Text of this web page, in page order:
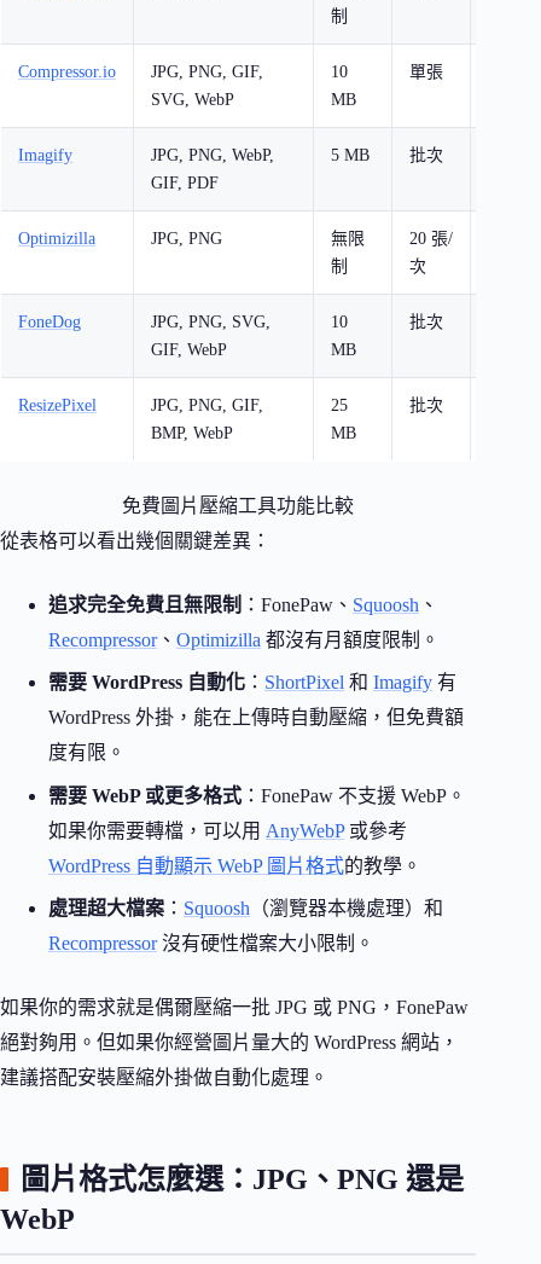
制
Compressor.io
JPG, PNG, GIF,
SVG, WebP
10
MB
單張
Imagify
JPG, PNG, WebP,
GIF, PDF
5 MB 批次
Optimizilla JPG, PNG
無限
制
20 張/
次
FoneDog
JPG, PNG, SVG,
GIF, WebP
10
MB
批次
ResizePixel
JPG, PNG, GIF,
BMP, WebP
25
MB
批次
免費圖片壓縮工具功能比較
從表格可以看出幾個關鍵差異：
追求完全免費且無限制 ：FonePaw、 Squoosh 、
Recompressor、 Optimizilla 都沒有月額度限制。
需要 WordPress 自動化 ： ShortPixel 和 Imagify 有
WordPress 外掛，能在上傳時自動壓縮，但免費額
度有限。
需要 WebP 或更多格式 ：FonePaw 不支援 WebP。
如果你需要轉檔，可以用 AnyWebP或參考
WordPress 自動顯示 WebP 圖片格式的教學。
處理超大檔案 ： Squoosh （瀏覽器本機處理）和
Recompressor沒有硬性檔案大小限制。
如果你的需求就是偶爾壓縮一批 JPG 或 PNG，FonePaw
絕對夠用。但如果你經營圖片量大的 WordPress 網站，
建議搭配安裝壓縮外掛做自動化處理。
圖片格式怎麼選：JPG、PNG 還是
WebP